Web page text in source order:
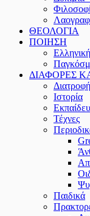
ΘΕΟΛΟΓΙΑ
ΠΟΙΗΣΗ
ΔΙΑΦΟΡΕΣ
Διατροφή
Ιστορία
Τέχνες
Παιδικά